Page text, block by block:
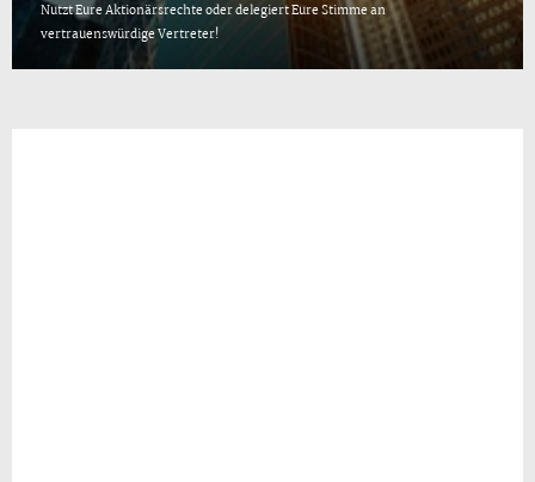
Nutzt Eure Aktionärsrechte oder delegiert Eure Stimme an
vertrauenswürdige Vertreter!